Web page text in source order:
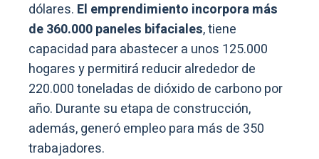
dólares. El emprendimiento incorpora más
de 360.000 paneles bifaciales, tiene
capacidad para abastecer a unos 125.000
hogares y permitirá reducir alrededor de
220.000 toneladas de dióxido de carbono por
año. Durante su etapa de construcción,
además, generó empleo para más de 350
trabajadores.